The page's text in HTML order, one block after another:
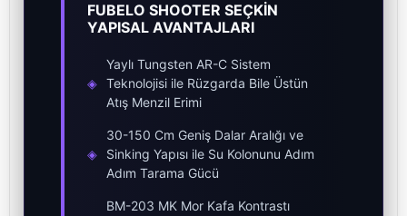
FUBELO SHOOTER SEÇKİN
YAPISAL AVANTAJLARI
◈
Yaylı Tungsten AR-C Sistem
Teknolojisi ile Rüzgarda Bile Üstün
Atış Menzil Erimi
◈
30-150 Cm Geniş Dalar Aralığı ve
Sinking Yapısı ile Su Kolonunu Adım
Adım Tarama Gücü
BM-203 MK Mor Kafa Kontrastı